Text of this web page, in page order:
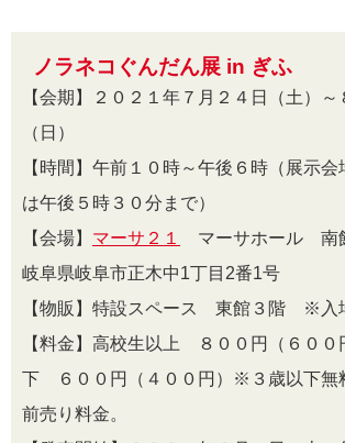
ノラネコぐんだん展 in ぎふ
【会期】２０２１年７月２４日（土）～
（日）
【時間】午前１０時～午後６時（展示
は午後５時３０分まで）
【会場】 マーサ２１
マーサホール 南
岐阜県岐阜市正木中1丁目2番1号
【物販】特設スペース 東館３階 ※入
【料金】高校生以上 ８００円（６００
下 ６００円（４００円）※３歳以下
前売り料金。